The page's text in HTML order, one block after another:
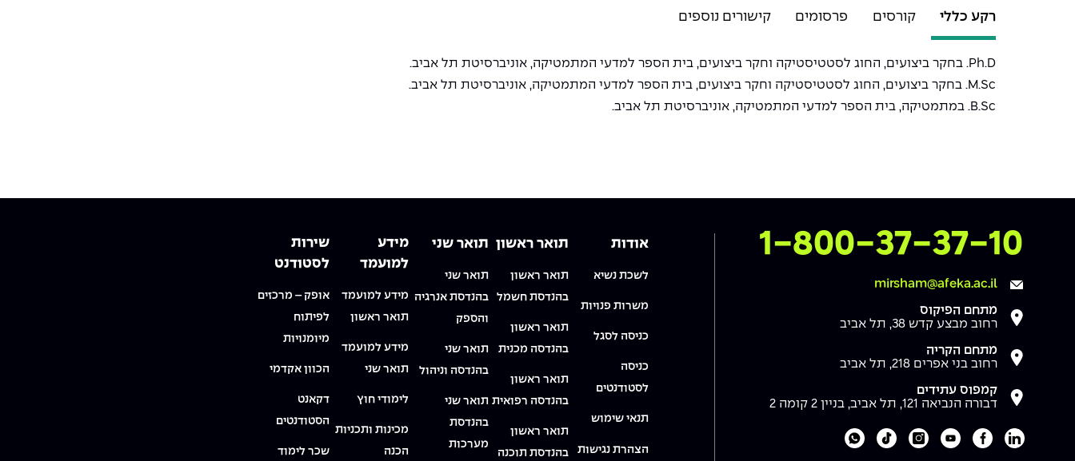
רקע כללי קורסים פרסומים קישורים נוספים
Ph.D. בחקר ביצועים, החוג לסטטיסטיקה וחקר ביצועים, בית הספר למדעי המתמטיקה, אוניברסיטת תל אביב.
M.Sc. בחקר ביצועים, החוג לסטטיסטיקה וחקר ביצועים, בית הספר למדעי המתמטיקה, אוניברסיטת תל אביב.
B.Sc. במתמטיקה, בית הספר למדעי המתמטיקה, אוניברסיטת תל אביב.
צרו איתנו קשר
1-800-37-37-10
mirsham@afeka.ac.il
מתחם הפיקוס
רחוב מבצע קדש 38, תל אביב
מתחם הקריה
רחוב בני אפרים 218, תל אביב
קמפוס עתידים
דבורה הנביאה 121, תל אביב, בניין 2 קומה 2
לעמוד הלינקדאין של מכללת אפקה
לעמוד הפייסבוק של מכללת אפקה
לעמוד היוטיוב של מכללת אפקה
לעמוד האינסטגרם של מכללת אפקה
לעמוד הטיקטוק של מכללת אפקה
לוואטסאפ של מכללת אפקה
אודות
לשכת נשיא
משרות פנויות
כניסה לסגל
כניסה
לסטודנטים
תנאי שימוש
הצהרת נגישות
תואר ראשון
תואר ראשון
בהנדסת חשמל
תואר ראשון
בהנדסה מכנית
תואר ראשון
בהנדסה רפואית
תואר ראשון
בהנדסת תוכנה
תואר שני
תואר שני
בהנדסת אנרגיה
והספק
תואר שני
בהנדסה וניהול
תואר שני
בהנדסת
מערכות
מידע
למועמד
מידע למועמד
תואר ראשון
מידע למועמד
תואר שני
לימודי חוץ
מכינות ותכניות
הכנה
שירות
לסטודנט
אופק – מרכזים
לפיתוח
מיומנויות
הכוון אקדמי
דקאנט
הסטודנטים
שכר לימוד